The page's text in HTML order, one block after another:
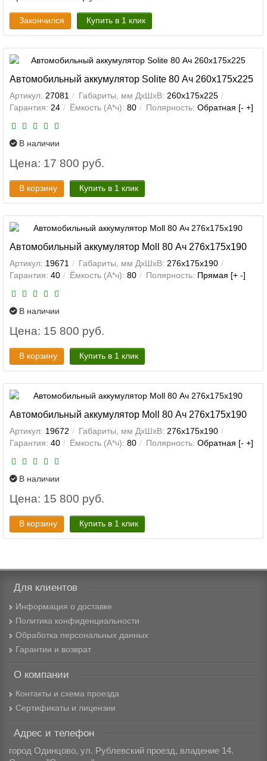
Закончился Купить в 1 клик
Автомобильный аккумулятор Solite 80 Ач 260x175x225
Артикул: 27081 Габариты, мм ДхШхВ: 260x175x225
Гарантия: 24 Ёмкость (А*ч): 80 Полярность: Обратная [- +]
В наличии
Цена: 17 800 руб.
В корзину Купить в 1 клик
Автомобильный аккумулятор Moll 80 Ач 276x175x190
Артикул: 19671 Габариты, мм ДхШхВ: 276x175x190
Гарантия: 40 Ёмкость (А*ч): 80 Полярность: Прямая [+ -]
В наличии
Цена: 15 800 руб.
В корзину Купить в 1 клик
Автомобильный аккумулятор Moll 80 Ач 276x175x190
Артикул: 19672 Габариты, мм ДхШхВ: 276x175x190
Гарантия: 40 Ёмкость (А*ч): 80 Полярность: Обратная [- +]
В наличии
Цена: 15 800 руб.
В корзину Купить в 1 клик
Для клиентов
Информация о доставке
Политика конфиденциальности
Обработка персональных данных
Гарантии и возврат
О компании
Контакты и схема проезда
Сертификаты и лицензии
Адрес и телефон
город Одинцово, ул. Рублевский проезд, владение 14.